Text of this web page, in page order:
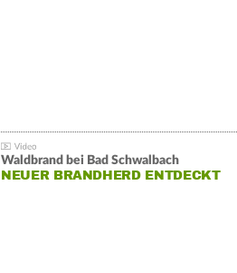
Waldbrand bei Bad Schwalbach
NEUER BRANDHERD ENTDECKT